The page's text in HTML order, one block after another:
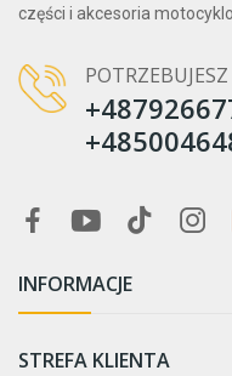
Rzep / zamek
Sznurowadła/ rzep
Sznurowadła/ zamek
Sznurowadła/ zamek
części i akcesoria
INFORMACJE
STREFA KLIENTA